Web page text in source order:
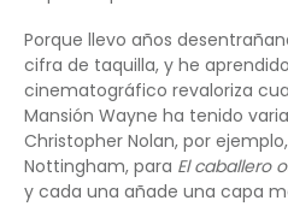
Porque llevo años
cifra de taquilla, y he
cinematográfico revaloriza
Mansión Wayne ha tenido
Christopher Nolan, por
Nottingham, para El caballero
y cada una añade una capa